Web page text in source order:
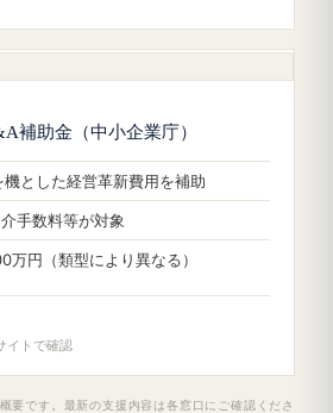
補助金（中小企業庁）
とした経営革新費用を補助
手数料等が対象
万円（類型により異なる）
イトで確認
要です。最新の支援内容は各窓口にご確認くださ